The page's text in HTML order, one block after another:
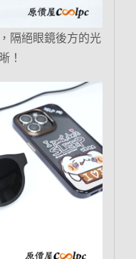
隔絕眼鏡後方的光
！